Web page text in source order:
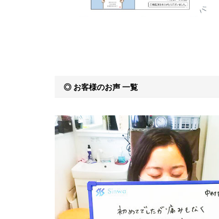
◎ お客様のお声 一覧